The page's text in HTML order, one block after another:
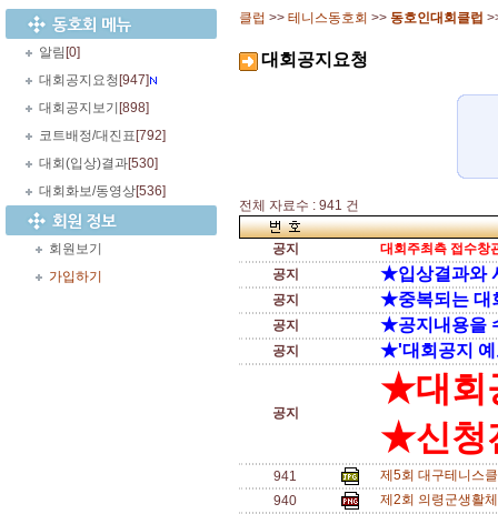
알림 [0]
대회공지요청 [947]
대회공지보기 [898]
코트배정/대진표 [792]
대회(입상)결과[530]
대회화보/동영상[536]
회원보기
가입하기
클럽 >> 테니스동호회 >> 동호인대회클럽
대회공지요청
전체 자료수 : 941 건
공지
대회주최측 접수창
공지
★입상결과와
공지 ★중복되는 대
공지 ★공지내용을
공지 ★'대회공지 예
공지
★대회
★신청
941
제5회 대구테니스
940
제2회 의령군생활